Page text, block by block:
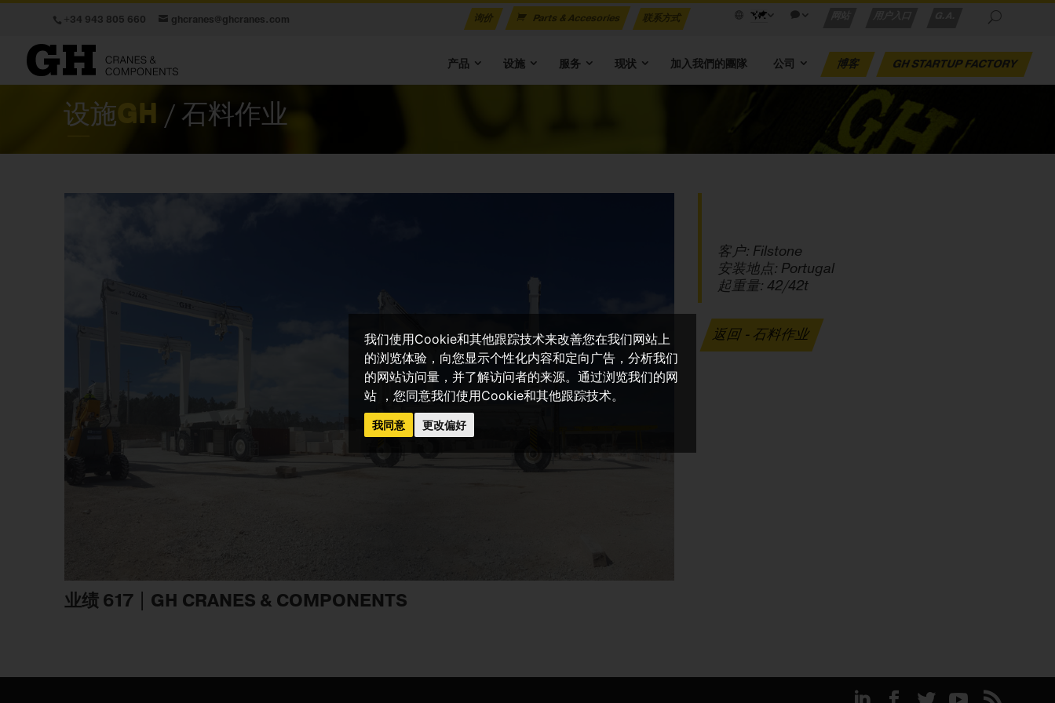
我们使用Cookie和其他跟踪技术来改善您在我们网站上
的浏览体验，向您显示个性化内容和定向广告，分析我们
的网站访问量，并了解访问者的来源。通过浏览我们的网
站 ，您同意我们使用Cookie和其他跟踪技术。
我同意 更改偏好
+34 943 805 660 ghcranes@ghcranes.com 询价 Parts & Accesories 联系方式
产品 设施 服务 现状 加入我們的團隊 公司 博客 GH STARTUP FACTORY
设施 GH / 石料作业
业绩 617 | GH CRANES & COMPONENTS
客户: Filstone
安装地点: Portugal
起重量: 42/42t
返回 - 石料作业